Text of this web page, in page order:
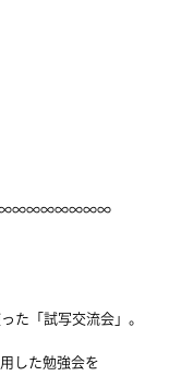
た「試写交流会」。
した勉強会を